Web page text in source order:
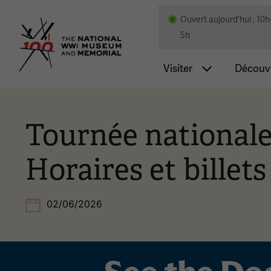
Musée national et
Ouvert aujourd'hui :
5h
Visiter
Tournée
Horaires et billets
02/06/2026